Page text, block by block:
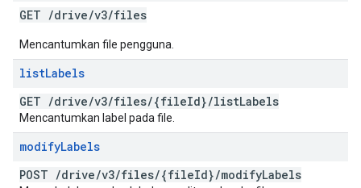
GET /drive/v3/files
Mencantumkan file pengguna.
listLabels
GET /drive/v3/files/{fileId}/listLabels
Mencantumkan label pada file.
modifyLabels
POST /drive/v3/files/{fileId}/modifyLabels